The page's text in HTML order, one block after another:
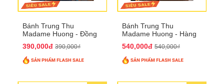
Bánh Trung Thu
Madame Huong - Đồng
390,000đ 390,000₫
Bánh Trung Thu
Madame Huong - Hàng
540,000đ 540,000₫